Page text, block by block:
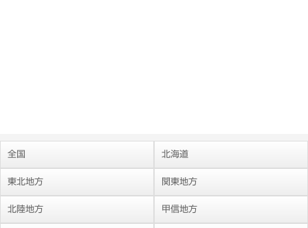
全国 北海道
東北地方 関東地方
北陸地方 甲信地方